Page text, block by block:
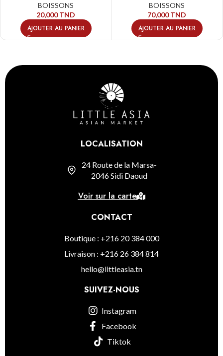
BOISSONS
20,000TND
AJOUTER AU PANIER
BOISSONS
70,000TND
AJOUTER AU PANIER
LOCALISATION
24 Route de la Marsa-
2046 Sidi Daoud
Voir sur la carte
CONTACT
Boutique : +216 20 384 000
Livraison : +216 26 384 814
hello@littleasia.tn
SUIVEZ-NOUS
Instagram
Facebook
Tiktok